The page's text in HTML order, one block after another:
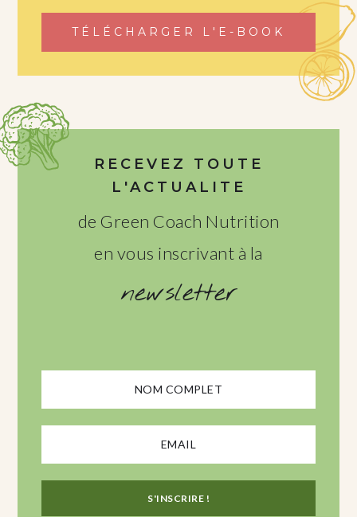
TÉLÉCHARGER L'E-BOOK
RECEVEZ TOUTE
L'ACTUALITE
de Green Coach Nutrition
en vous inscrivant à la
newsletter